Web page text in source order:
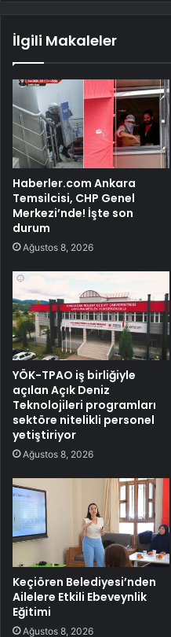
İlgili Makaleler
Haberler.com Ankara
Temsilcisi, CHP Genel
Merkezi’nde! İşte son
durum
Ağustos 8, 2026
YÖK-TPAO iş birliğiyle
açılan Açık Deniz
Teknolojileri programları
sektöre nitelikli personel
yetiştiriyor
Ağustos 8, 2026
Keçiören Belediyesi’nden
Ailelere Etkili Ebeveynlik
Eğitimi
Ağustos 8, 2026